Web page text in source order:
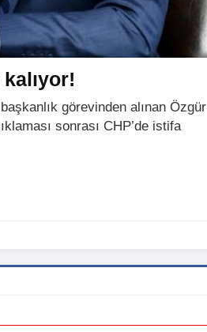
kalıyor!
görevinden alınan Özgür
sonrası CHP’de istifa